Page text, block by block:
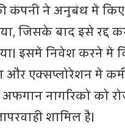
कंपनी ने अनुबंध में किए
जिसके बाद इसे रद्द
इसमें निवेश करने में
और एक्सप्लोरेशन में
अफगान नागरिकों को
शामिल है।